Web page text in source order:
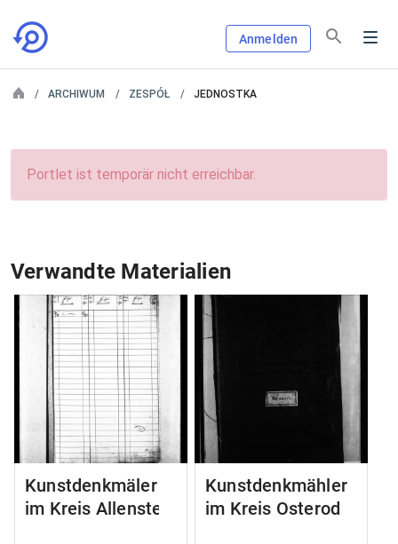
Anmelden
ARCHIWUM ZESPÓŁ JEDNOSTKA
Portlet ist temporär nicht erreichbar.
Verwandte Materialien
Kunstdenkmäler
im Kreis Allenstein
Kunstdenkmähler
im Kreis Osterode